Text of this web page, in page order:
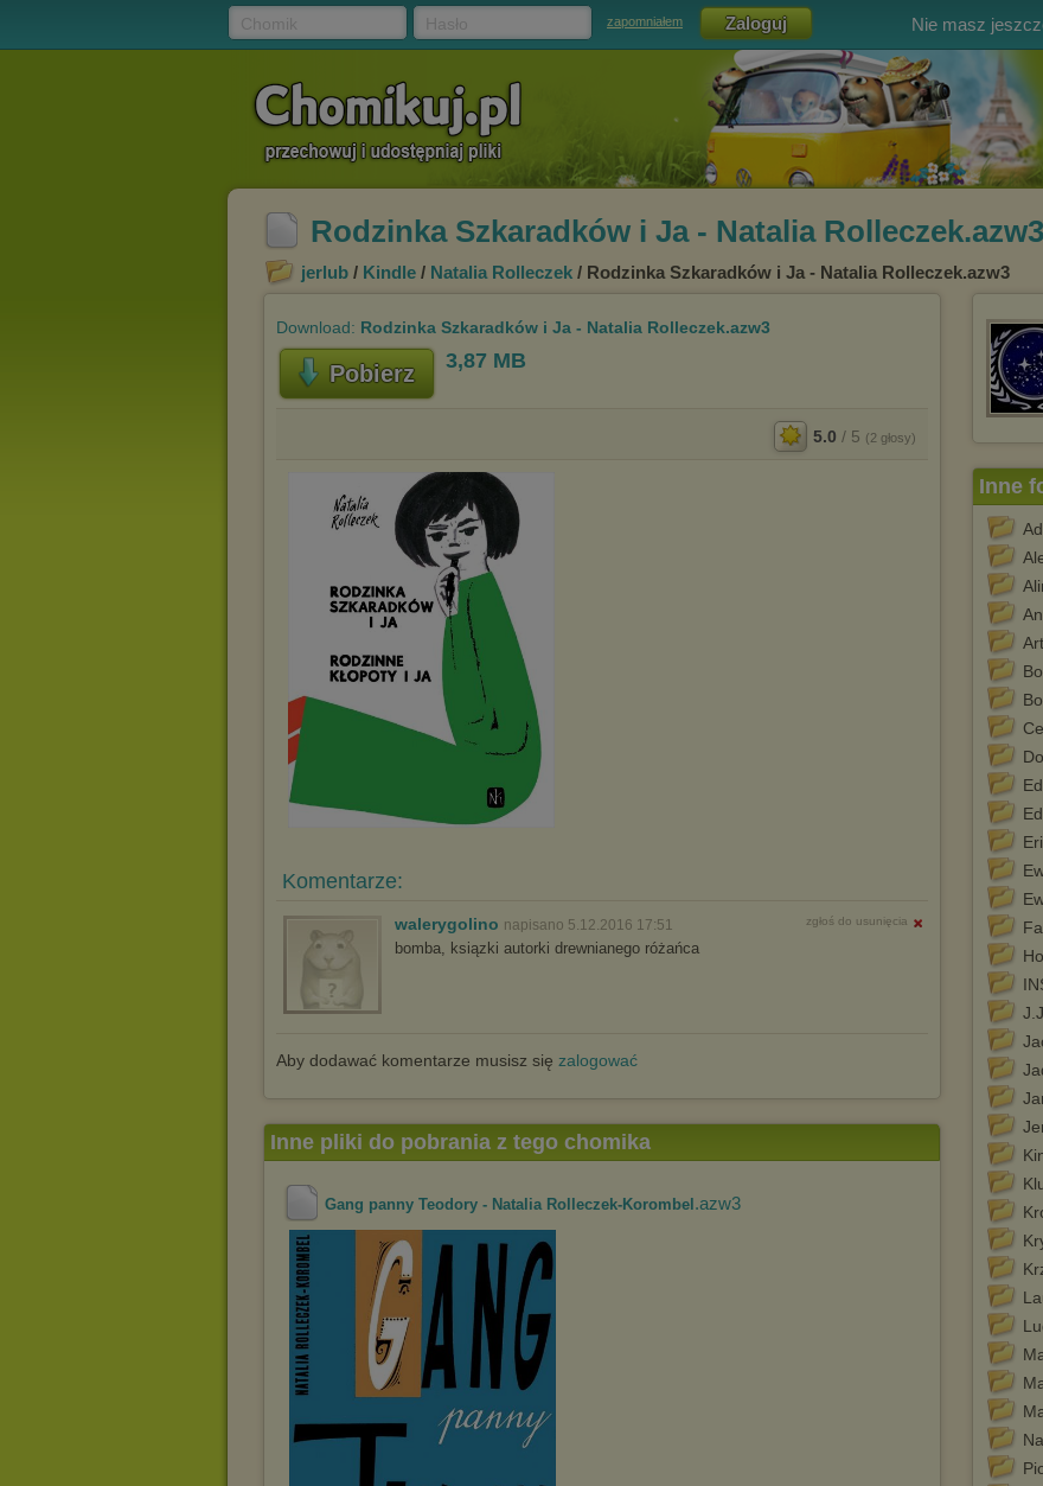
zapomniałem Nie masz
Rodzinka Szkaradków i Ja - Natalia Rolleczek.azw3
jerlub / Kindle / Natalia Rolleczek / Rodzinka Szkaradków i Ja - Natalia Rolleczek.azw3
Download: Rodzinka Szkaradków i Ja - Natalia Rolleczek.azw3
Pobierz 3,87 MB
5.0 / 5 (2 głosy)
Komentarze:
walerygolino napisano 5.12.2016 17:51 zgłoś do usunięcia
bomba, ksiązki autorki drewnianego różańca
Aby dodawać komentarze musisz się zalogować
Inne
Inne pliki do pobrania z tego chomika
Gang panny Teodory - Natalia Rolleczek-Korombel .azw3